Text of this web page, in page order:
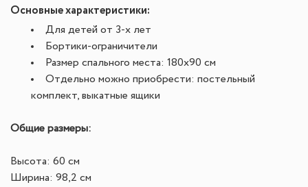
Основные характеристики:
Для детей от 3-х лет
Бортики-ограничители
Размер спального места: 180х90 см
Отдельно можно приобрести: постельный
комплект, выкатные ящики
Общие размеры:
Высота: 60 см
Ширина: 98,2 см